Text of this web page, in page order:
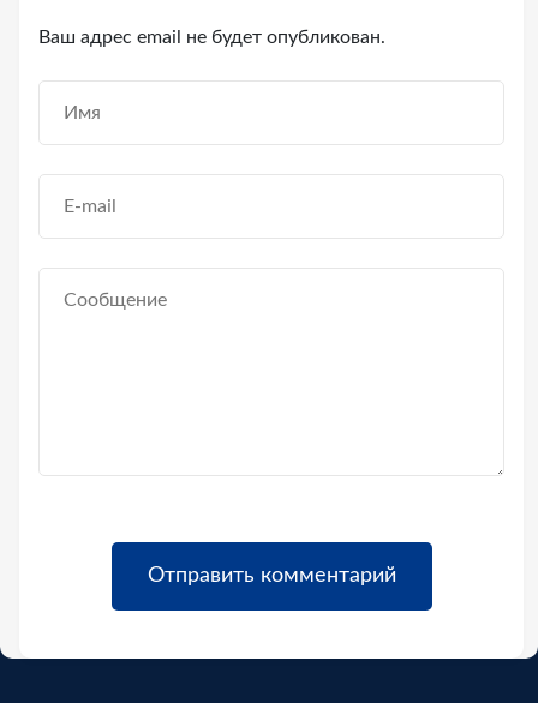
Ваш адрес email не будет опубликован.